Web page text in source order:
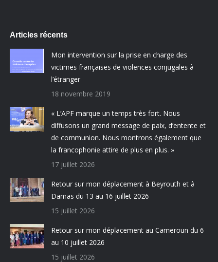
Articles récents
Mon intervention sur la prise en charge des
victimes françaises de violences conjugales à
l’étranger
18 novembre 2019
« L’APF marque un temps très fort. Nous
diffusons un grand message de paix, d’entente et
de communion. Nous montrons également que
la francophonie attire de plus en plus. »
17 juillet 2026
Retour sur mon déplacement à Beyrouth et à
Damas du 13 au 16 juillet 2026
15 juillet 2026
Retour sur mon déplacement au Cameroun du 6
au 10 juillet 2026
15 juillet 2026